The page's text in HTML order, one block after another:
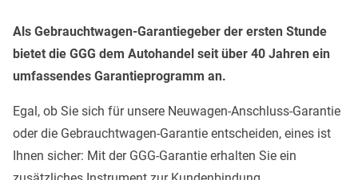
Als Gebrauchtwagen-Garantiegeber der ersten Stunde
bietet die GGG dem Autohandel seit über 40 Jahren ein
umfassendes Garantieprogramm an.
Egal, ob Sie sich für unsere Neuwagen-Anschluss-Garantie
oder die Gebrauchtwagen-Garantie entscheiden, eines ist
Ihnen sicher: Mit der GGG-Garantie erhalten Sie ein